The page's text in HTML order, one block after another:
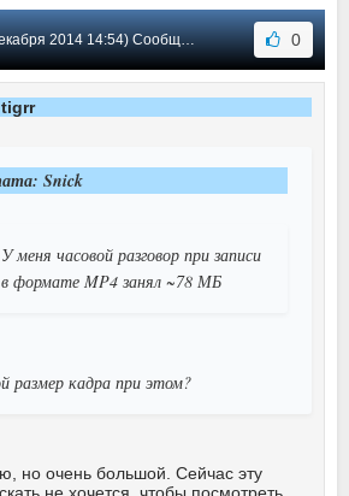
2014 14:54) Сообщение #104 0
tigrr
Snick
У меня часовой разговор при записи
в формате MP4 занял ~78 МБ
размер кадра при этом?
но очень большой. Сейчас эту
не хочется, чтобы посмотреть